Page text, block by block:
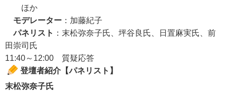
ほか
モデレーター ：加藤紀子
パネリスト ：末松弥奈子氏、坪谷良氏、日置麻実氏、前
田崇司氏
11:40～12:00 質疑応答
登壇者紹介【パネリスト】
末松弥奈子氏